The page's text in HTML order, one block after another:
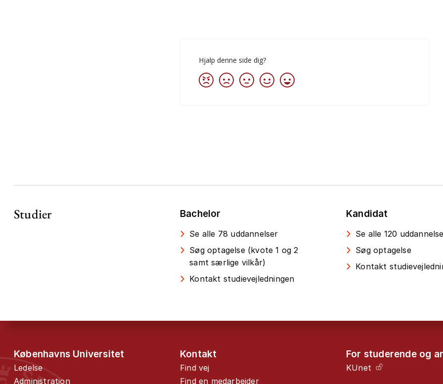
Studier Bachelor
Se alle 78 uddannelser
Søg optagelse (kvote 1 og 2
samt særlige vilkår)
Kontakt studievejledningen
Kandidat
Se alle 120
Søg optagelse
Kontakt
Københavns Universitet
Ledelse
Administration
Kontakt
Find vej
Find en medarbejder
For studerende og
KUnet